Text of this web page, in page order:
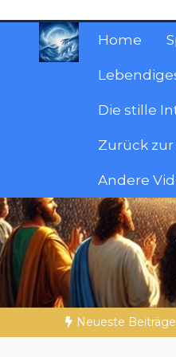
springen
Home
Die stille
Zurück
Andere
Materialien, die
Neueste Beiträge
GLAUBENSLEBEN | Lektion